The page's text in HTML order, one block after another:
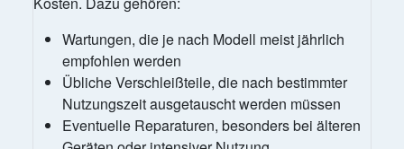
Wartungen, die je nach Modell meist jährlich
empfohlen werden
Übliche Verschleißteile, die nach bestimmter
Nutzungszeit ausgetauscht werden müssen
Eventuelle Reparaturen, besonders bei älteren